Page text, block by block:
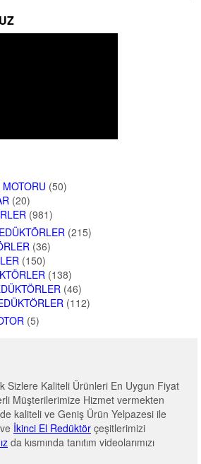
(50)
(20)
(981)
(215)
(36)
(150)
(138)
(46)
(112)
(5)
Sizlere Kaliteli Ürünleri En Uygun Fiyat
Müşterilerimize Hizmet vermekten
kaliteli ve Geniş Ürün Yelpazesi ile
İkinci El Redüktör çeşitlerimizi
da kısmında tanıtım videolarımızı